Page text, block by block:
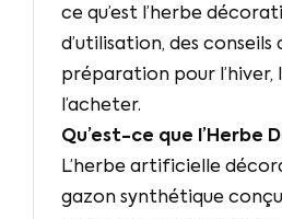
ce qu’est l’herbe
d’utilisation, des conseils
préparation pour l’hiver,
l’acheter.
Qu’est-ce que l’Herbe
L’herbe artificielle
gazon synthétique